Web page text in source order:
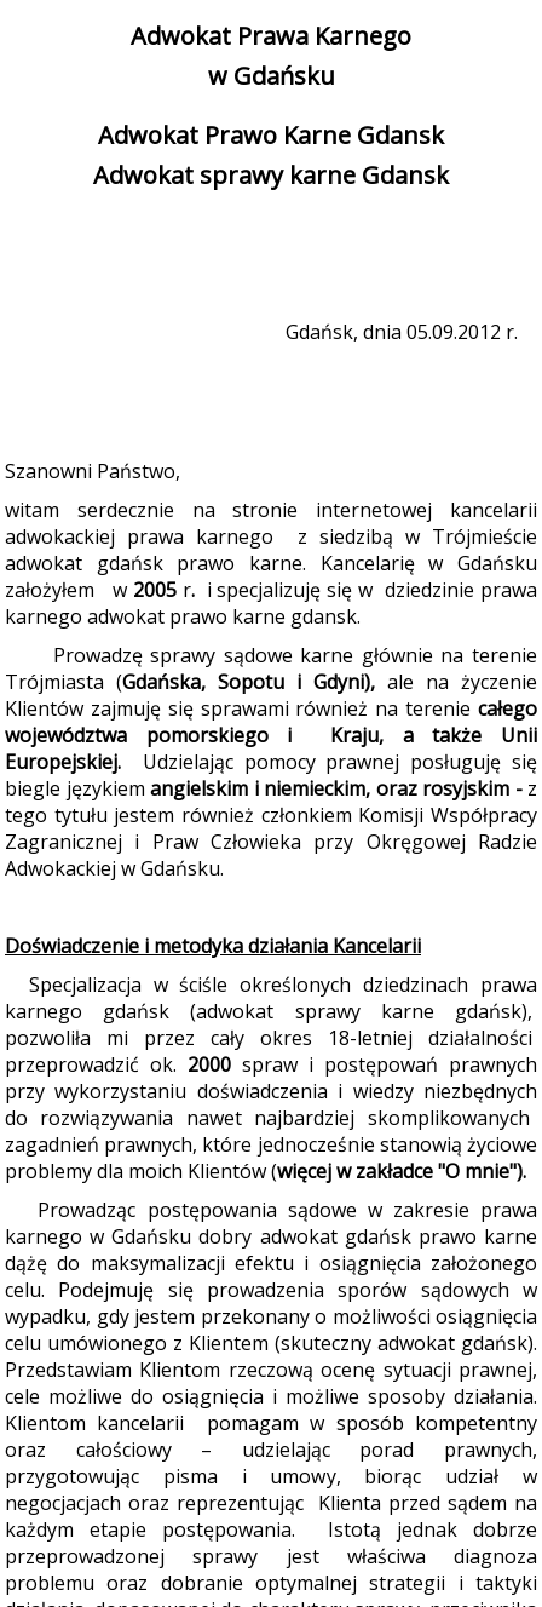
Adwokat Prawa Karnego
w Gdańsku
Adwokat Prawo Karne Gdansk
Adwokat sprawy karne Gdansk
Gdańsk, dnia 05.09.2012 r.
Szanowni Państwo,
witam serdecznie na stronie internetowej kancelarii
adwokackiej prawa karnego
z siedzibą w Trójmieście
adwokat gdańsk prawo karne. Kancelarię w Gdańsku
założyłem w 2005r. i specjalizuję się w dziedzinie prawa
karnego adwokat prawo karne gdansk.
Prowadzę sprawy sądowe karne głównie na terenie
Trójmiasta (Gdańska, Sopotu i Gdyni), ale na życzenie
Klientów zajmuję się sprawami również na terenie całego
województwa pomorskiego i Kraju, a także
Unii
Europejskiej.
Udzielając pomocy prawnej posługuję się
biegle językiem angielskim i niemieckim, oraz rosyjskim - z
tego tytułu jestem również członkiem Komisji Współpracy
Zagranicznej i Praw Człowieka przy Okręgowej Radzie
Adwokackiej w Gdańsku.
Doświadczenie i metodyka działania Kancelarii
Specjalizacja w ściśle określonych dziedzinach prawa
karnego gdańsk (adwokat sprawy karne gdańsk),
pozwoliła mi przez cały okres 18-letniej działalności
przeprowadzić ok. 2000 spraw i postępowań prawnych
przy wykorzystaniu doświadczenia i wiedzy niezbędnych
do rozwiązywania nawet najbardziej skomplikowanych
zagadnień prawnych, które jednocześnie stanowią życiowe
problemy dla moich Klientów(więcej w zakładce "O mnie").
Prowadząc postępowania sądowe w zakresie prawa
karnego w Gdańsku dobry adwokat gdańsk prawo karne
dążę do maksymalizacji efektu i osiągnięcia założonego
celu. Podejmuję się prowadzenia sporów sądowych w
wypadku, gdy jestem przekonany o możliwości osiągnięcia
celu umówionego z Klientem (skuteczny adwokat gdańsk).
Przedstawiam Klientom rzeczową ocenę sytuacji prawnej,
cele możliwe do osiągnięcia i możliwe sposoby działania.
Klientom kancelarii pomagam w sposób kompetentny
oraz całościowy – udzielając porad prawnych,
przygotowując pisma i umowy, biorąc udział w
negocjacjach oraz reprezentując Klienta przed sądem na
każdym etapie postępowania. Istotą jednak dobrze
przeprowadzonej sprawy jest właściwa diagnoza
problemu oraz dobranie optymalnej strategii i taktyki